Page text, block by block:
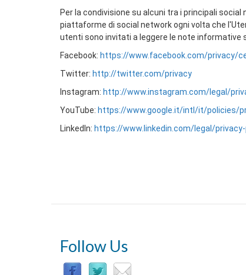
Per la condivisione su alcuni tra i principali
piattaforme di social network ogni volta che
utenti sono invitati a leggere le note informative
Facebook: https://www.facebook.com/privacy/
Twitter: http://twitter.com/privacy
Instagram: http://www.instagram.com/legal/
YouTube: https://www.google.it/intl/it/policies/
LinkedIn: https://www.linkedin.com/legal/
Follow Us